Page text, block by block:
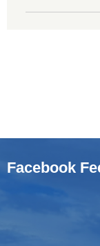
Facebook